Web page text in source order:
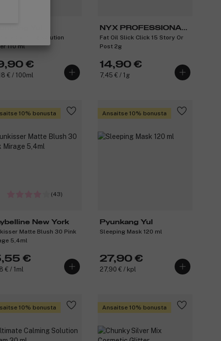
Calming Solution
110 ml
€
€ / 100ml
NYX PROFESSIONAL
MAKEUP
Fat Oil Slick Click 15 Story Or
Post 2g
14,90 €
7,45 € / 1g
10% bonusta
(43)
New York
Matte Blush 30 Pink
5,4ml
€
€ / 1ml
Ansaitse 10% bonusta
Pyunkang Yul
Sleeping Mask 120 ml
27,90 €
27,90 € / kpl
10% bonusta Ansaitse 10% bonusta